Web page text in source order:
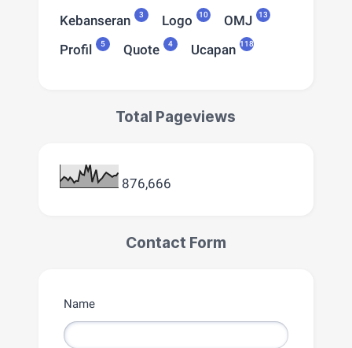
Kebanseran 3 Logo 10 OMJ 13
Profil 5 Quote 4 Ucapan 118
Total Pageviews
876,666
Contact Form
Name